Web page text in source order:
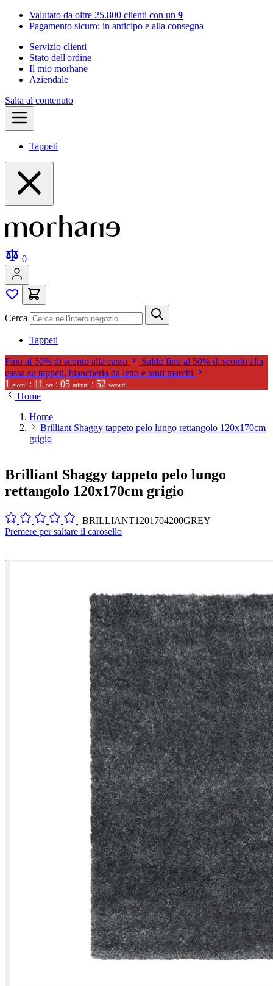
Valutato da oltre 25.800 clienti con un 9
Pagamento sicuro: in anticipo e alla consegna
Servizio clienti
Stato dell'ordine
Il mio morhane
Aziendale
Salta al contenuto
Tappeti
0
Cerca
Tappeti
Fino al 50% di sconto alla cassa
Saldi: fino al 50% di sconto alla
cassa su tappeti, biancheria da letto e tanti marchi
1
giorni : 11 ore : 05 minuti : 50 secondi
Home
Home
Brilliant Shaggy tappeto pelo lungo rettangolo 120x170cm
grigio
Brilliant Shaggy tappeto pelo lungo
rettangolo 120x170cm grigio
| BRILLIANT1201704200GREY
Premere per saltare il carosello